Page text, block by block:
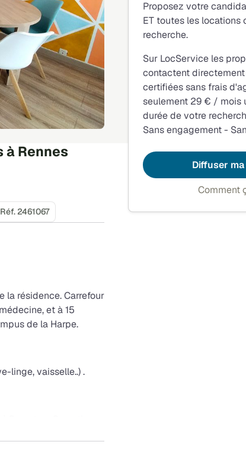
Rennes
Réf. 2461067
la résidence. Carrefour
et à 15
de la Harpe.
linge, vaisselle..) .
Proposez votre
ET toutes les locations
recherche.
Sur LocService les
contactent
certifiées sans frais
seulement 29 € / mois
durée de votre
Sans engagement -
Diffuser
Comment